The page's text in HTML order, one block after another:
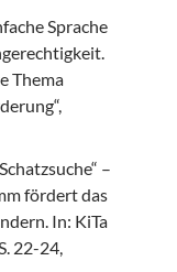
Sprache
Thema
–
fördert das
In: KiTa
22-24,